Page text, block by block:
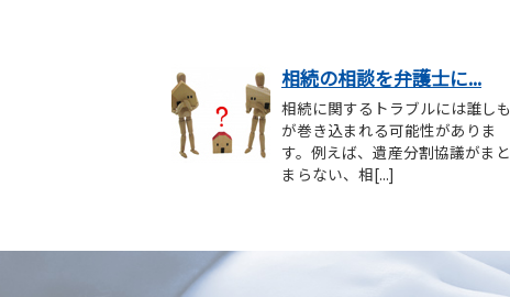
相続の相談を弁護士に...
相続に関するトラブルには誰しも
が巻き込まれる可能性がありま
す。例えば、遺産分割協議がまと
まらない、相[...]